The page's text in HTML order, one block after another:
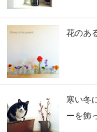
花のあ
寒い冬
ーを飾